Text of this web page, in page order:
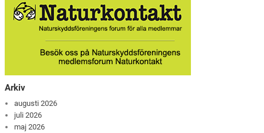
Arkiv
augusti 2026
juli 2026
maj 2026